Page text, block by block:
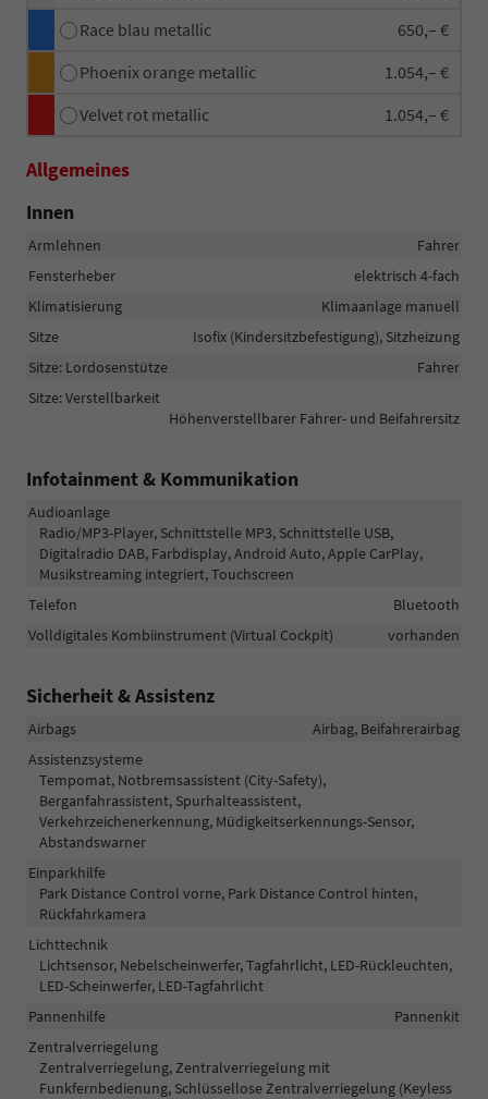
Race blau metallic
650,– €
Phoenix orange metallic
1.054,– €
Velvet rot metallic
1.054,– €
Allgemeines
Innen
Armlehnen
Fahrer
Fensterheber
elektrisch 4-fach
Klimatisierung
Klimaanlage manuell
Sitze
Isofix (Kindersitzbefestigung), Sitzheizung
Sitze: Lordosenstütze
Fahrer
Sitze: Verstellbarkeit
Höhenverstellbarer Fahrer- und Beifahrersitz
Infotainment & Kommunikation
Audioanlage
Radio/MP3-Player, Schnittstelle MP3, Schnittstelle USB,
Digitalradio DAB, Farbdisplay, Android Auto, Apple CarPlay,
Musikstreaming integriert, Touchscreen
Telefon
Bluetooth
Volldigitales Kombiinstrument (Virtual Cockpit)
vorhanden
Sicherheit & Assistenz
Airbags
Airbag, Beifahrerairbag
Assistenzsysteme
Tempomat, Notbremsassistent (City-Safety),
Berganfahrassistent, Spurhalteassistent,
Verkehrzeichenerkennung, Müdigkeitserkennungs-Sensor,
Abstandswarner
Einparkhilfe
Park Distance Control vorne, Park Distance Control hinten,
Rückfahrkamera
Lichttechnik
Lichtsensor, Nebelscheinwerfer, Tagfahrlicht, LED-Rückleuchten,
LED-Scheinwerfer, LED-Tagfahrlicht
Pannenhilfe
Pannenkit
Zentralverriegelung
Zentralverriegelung, Zentralverriegelung mit
Funkfernbedienung, Schlüssellose Zentralverriegelung (Keyless